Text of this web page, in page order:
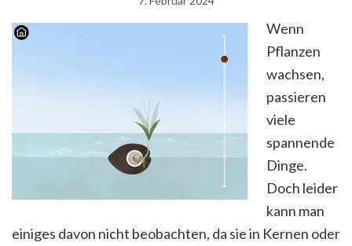
Wenn
Pflanzen
wachsen,
passieren
viele
spannende
Dinge.
Doch leider
kann man
einiges davon nicht beobachten, da sie in Kernen oder